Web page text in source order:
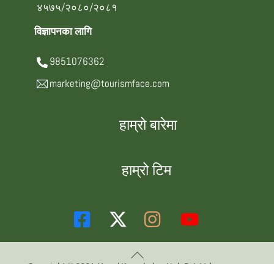
४५७५/२०८०/२०८१
विज्ञापनका लागि
9851076362
marketing@tourismface.com
हाम्रो बारेमा
हाम्रो टिम
Back